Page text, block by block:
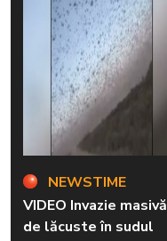
NEWSTIME
VIDEO Invazie masivă
de lăcuste în sudul